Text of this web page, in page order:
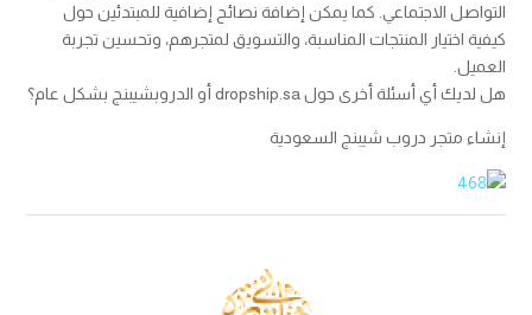
التواصل الاجتماعي. كما يمكن إضافة نصائح إضافية للمبتدئين حول
كيفية اختيار المنتجات المناسبة، والتسويق لمتجرهم، وتحسين تجربة
العميل.
هل لديك أي أسئلة أخرى حول dropship.sa أو الدروبشيبنج بشكل عام؟
إنشاء متجر دروب شيبنج السعودية